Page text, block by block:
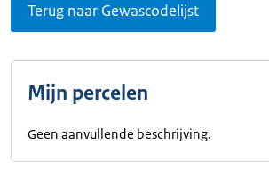
Terug naar Gewascodelijst
Mijn percelen
Geen aanvullende beschrijving.